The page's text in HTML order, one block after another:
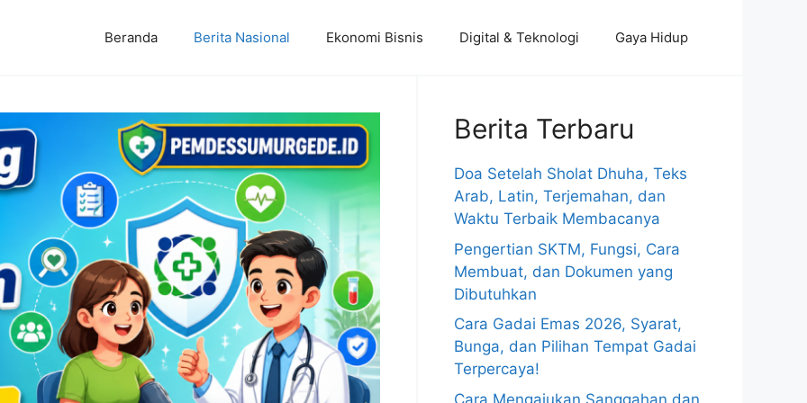
Beranda Berita Nasional Ekonomi Bisnis Digital & Teknologi Gaya Hidup
Berita Terbaru
Doa Setelah Sholat Dhuha, Teks
Arab, Latin, Terjemahan, dan
Waktu Terbaik Membacanya
Pengertian SKTM, Fungsi, Cara
Membuat, dan Dokumen yang
Dibutuhkan
Cara Gadai Emas 2026, Syarat,
Bunga, dan Pilihan Tempat Gadai
Terpercaya!
Cara Mengajukan Sanggahan dan